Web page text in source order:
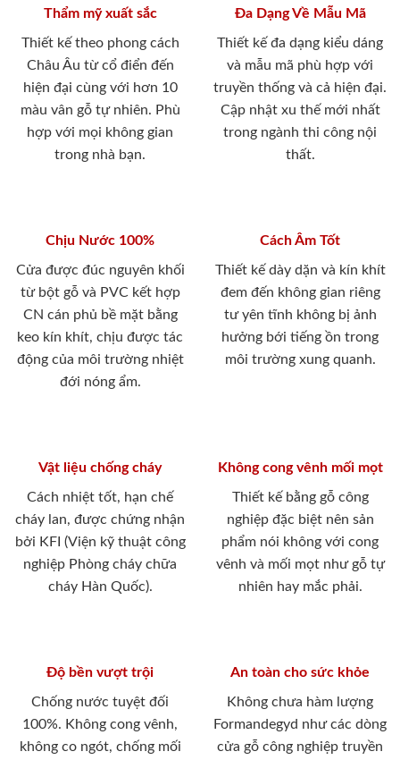
Thẩm mỹ xuất sắc
Thiết kế theo phong cách
Châu Âu từ cổ điển đến
hiện đại cùng với hơn 10
màu vân gỗ tự nhiên. Phù
hợp với mọi không gian
trong nhà bạn.
Đa Dạng Về Mẫu Mã
Thiết kế đa dạng kiểu dáng
và mẫu mã phù hợp với
truyền thống và cả hiện đại.
Cập nhật xu thế mới nhất
trong ngành thi công nội
thất.
Chịu Nước 100%
Cửa được đúc nguyên khối
từ bột gỗ và PVC kết hợp
CN cán phủ bề mặt bằng
keo kín khít, chịu được tác
động của môi trường nhiệt
đới nóng ẩm.
Cách Âm Tốt
Thiết kế dày dặn và kín khít
đem đến không gian riêng
tư yên tĩnh không bị ảnh
hưởng bới tiếng ồn trong
môi trường xung quanh.
Vật liệu chống cháy
Cách nhiệt tốt, hạn chế
cháy lan, được chứng nhận
bởi KFI (Viện kỹ thuật công
nghiệp Phòng cháy chữa
cháy Hàn Quốc).
Không cong vênh mối mọt
Thiết kế bằng gỗ công
nghiệp đặc biệt nên sản
phẩm nói không với cong
vênh và mối mọt như gỗ tự
nhiên hay mắc phải.
Độ bền vượt trội
Chống nước tuyệt đối
100%. Không cong vênh,
không co ngót, chống mối
An toàn cho sức khỏe
Không chưa hàm lượng
Formandegyd như các dòng
cửa gỗ công nghiệp truyền